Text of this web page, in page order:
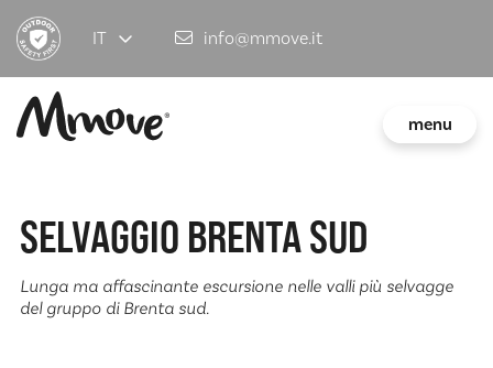
IT info@mmove.it
menu
SELVAGGIO BRENTA SUD
Lunga ma affascinante escursione nelle valli più selvagge
del gruppo di Brenta sud.